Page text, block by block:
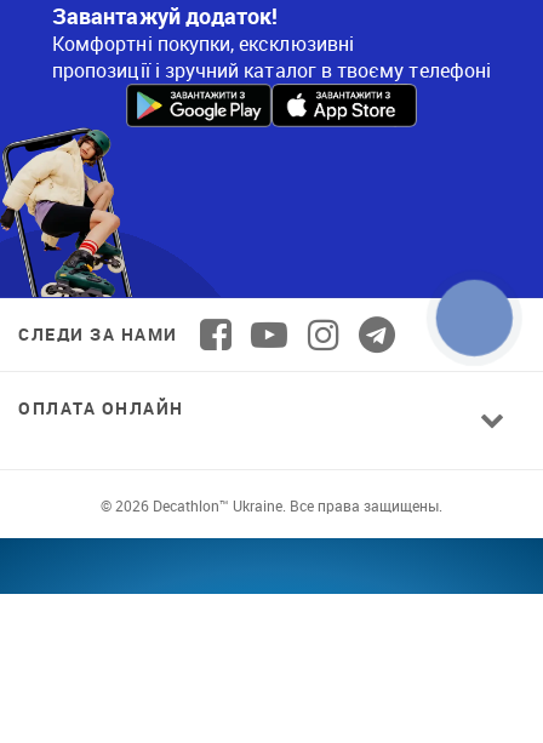
Завантажуй додаток!
Комфортні покупки, ексклюзивні
пропозиції і зручний каталог в твоєму телефоні
СЛЕДИ ЗА НАМИ
ОПЛАТА ОНЛАЙН
© 2026 Decathlon™ Ukraine. Все права защищены.
СПОРТ ДЛЯ ВСЕХ: КАЧЕСТВО ОТ